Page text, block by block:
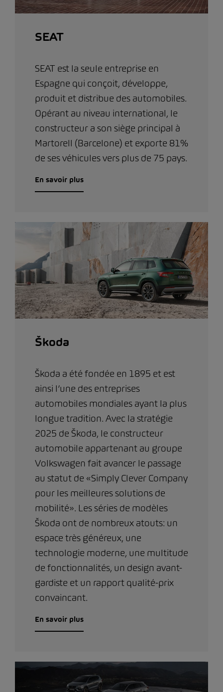
SEAT
SEAT est la seule entreprise en
Espagne qui conçoit, développe,
produit et distribue des automobiles.
Opérant au niveau international, le
constructeur a son siège principal à
Martorell (Barcelone) et exporte 81%
de ses véhicules vers plus de 75 pays.
En savoir plus
Škoda
Škoda a été fondée en 1895 et est
ainsi l’une des entreprises
automobiles mondiales ayant la plus
longue tradition. Avec la stratégie
2025 de Škoda, le constructeur
automobile appartenant au groupe
Volkswagen fait avancer le passage
au statut de «Simply Clever Company
pour les meilleures solutions de
mobilité». Les séries de modèles
Škoda ont de nombreux atouts: un
espace très généreux, une
technologie moderne, une multitude
de fonctionnalités, un design avant-
gardiste et un rapport qualité-prix
convaincant.
En savoir plus